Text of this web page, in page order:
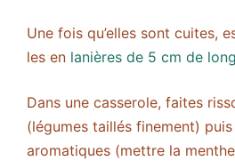
Une fois qu’elles sont cuites,
les en lanières de 5 cm de long
Dans une casserole, faites
(légumes taillés finement)
aromatiques (mettre la